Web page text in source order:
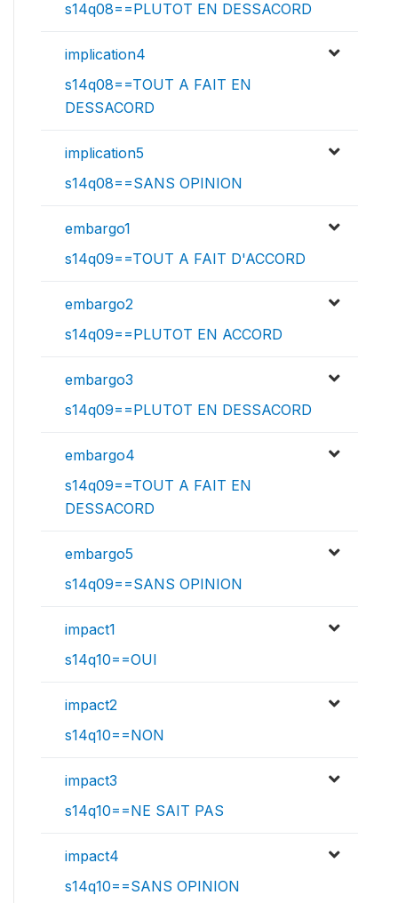
s14q08==PLUTOT EN DESSACORD
implication4
s14q08==TOUT A FAIT EN
DESSACORD
implication5
s14q08==SANS OPINION
embargo1
s14q09==TOUT A FAIT D'ACCORD
embargo2
s14q09==PLUTOT EN ACCORD
embargo3
s14q09==PLUTOT EN DESSACORD
embargo4
s14q09==TOUT A FAIT EN
DESSACORD
embargo5
s14q09==SANS OPINION
impact1
s14q10==OUI
impact2
s14q10==NON
impact3
s14q10==NE SAIT PAS
impact4
s14q10==SANS OPINION